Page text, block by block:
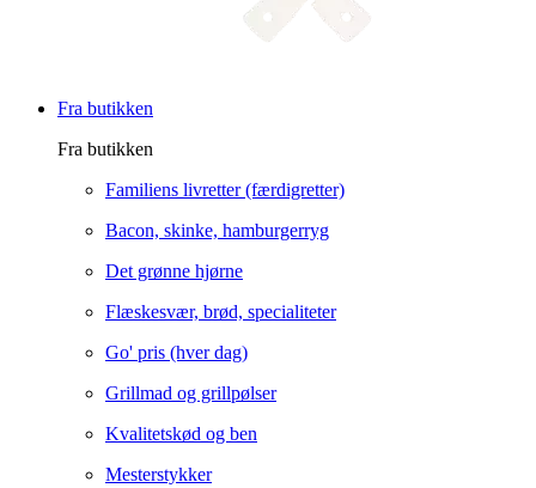
Fra butikken
Fra butikken
Familiens livretter (færdigretter)
Bacon, skinke, hamburgerryg
Det grønne hjørne
Flæskesvær, brød, specialiteter
Go' pris (hver dag)
Grillmad og grillpølser
Kvalitetskød og ben
Mesterstykker